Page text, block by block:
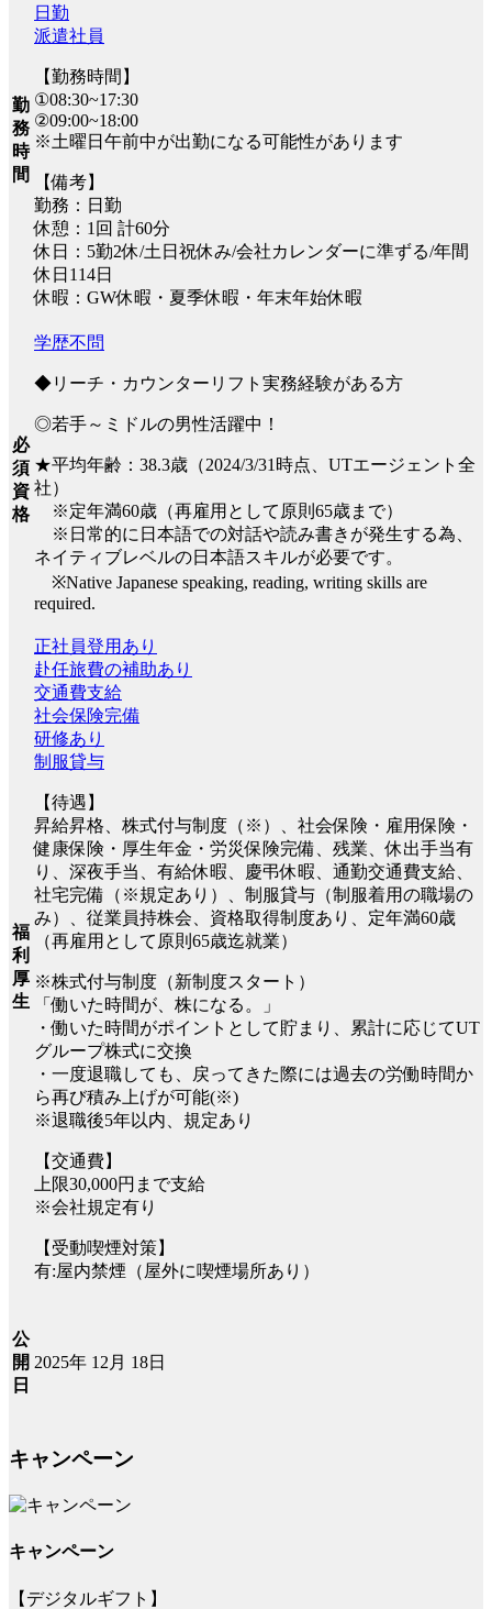
勤
務
時
間
日勤
派遣社員
【勤務時間】
①08:30~17:30
②09:00~18:00
※土曜日午前中が出勤になる可能性があります
【備考】
勤務：日勤
休憩：1回 計60分
休日：5勤2休/土日祝休み/会社カレンダーに準ずる/年間
休日114日
休暇：GW休暇・夏季休暇・年末年始休暇
必
須
資
格
学歴不問
◆リーチ・カウンターリフト実務経験がある方
◎若手～ミドルの男性活躍中！
★平均年齢：38.3歳（2024/3/31時点、UTエージェント全
社）
※定年満60歳（再雇用として原則65歳まで）
※日常的に日本語での対話や読み書きが発生する為、
ネイティブレベルの日本語スキルが必要です。
※Native Japanese speaking, reading, writing skills are
required.
福
利
厚
生
正社員登用あり
赴任旅費の補助あり
交通費支給
社会保険完備
研修あり
制服貸与
【待遇】
昇給昇格、株式付与制度（※）、社会保険・雇用保険・
健康保険・厚生年金・労災保険完備、残業、休出手当有
り、深夜手当、有給休暇、慶弔休暇、通勤交通費支給、
社宅完備（※規定あり）、制服貸与（制服着用の職場の
み）、従業員持株会、資格取得制度あり、定年満60歳
（再雇用として原則65歳迄就業）
※株式付与制度（新制度スタート）
「働いた時間が、株になる。」
・働いた時間がポイントとして貯まり、累計に応じてUT
グループ株式に交換
・一度退職しても、戻ってきた際には過去の労働時間か
ら再び積み上げが可能(※)
※退職後5年以内、規定あり
【交通費】
上限30,000円まで支給
※会社規定有り
【受動喫煙対策】
有:屋内禁煙（屋外に喫煙場所あり）
公
開
日
2025年 12月 18日
キャンペーン
キャンペーン
【デジタルギフト】